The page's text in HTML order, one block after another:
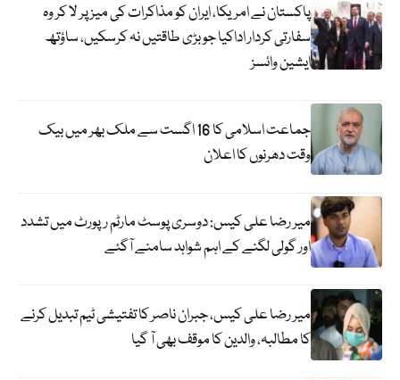
پاکستان نے امریکا، ایران کو مذاکرات کی میز پر لا کر وہ
سفارتی کردار اداکیا جو بڑی طاقتیں نہ کرسکیں، ساؤتھ
ایشین وائسز
جماعت اسلامی کا 16 اگست سے ملک بھر میں بیک
وقت دھرنوں کا اعلان
میر رضا علی کیس: دوسری پوسٹ مارٹم رپورٹ میں تشدد
اور گولی لگنے کے اہم شواہد سامنے آگئے
میر رضا علی کیس، جبران ناصر کا تفتیشی ٹیم تبدیل کرنے
کا مطالبہ، والدین کا موقف بھی آ گیا